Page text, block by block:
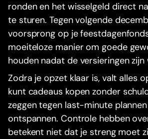
ronden en het wisselgeld direct
te sturen. Tegen volgende
voorsprong op je
moeiteloze manier om goede
houden nadat de versieringen zijn
Zodra je opzet klaar is, valt alles
kunt cadeaus kopen zonder
zeggen tegen last-minute
ontspannen. Controle hebben
betekent niet dat je streng moet